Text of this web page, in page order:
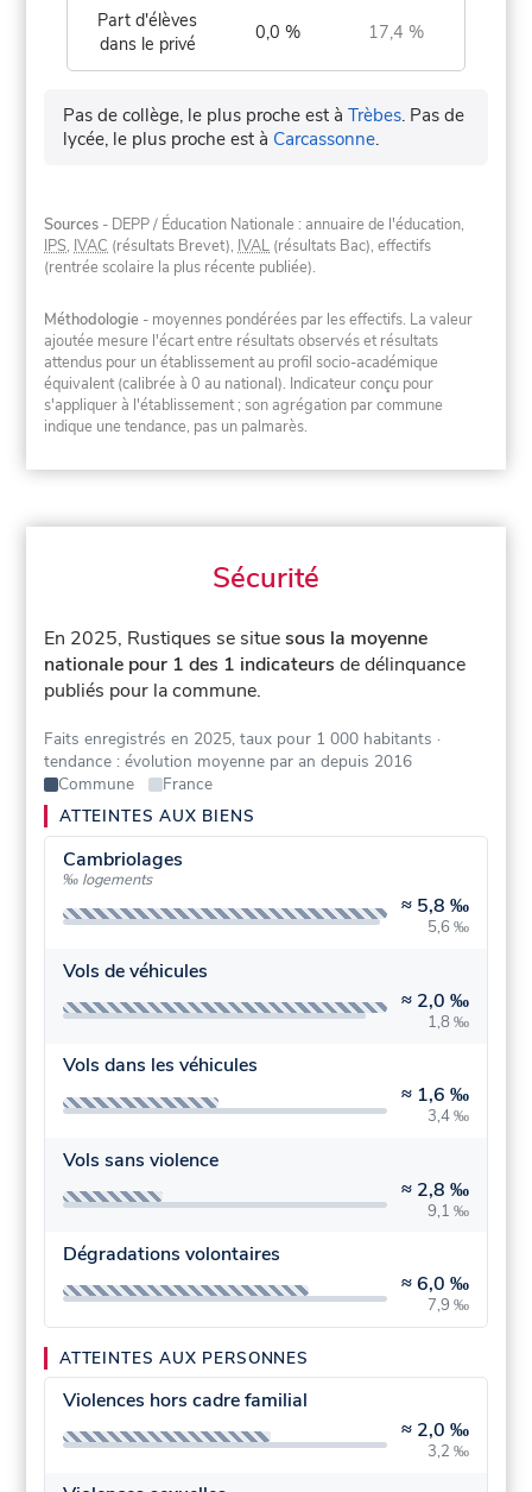
Part d'élèves
dans le privé
0,0 % 17,4 %
Pas de collège, le plus proche est àTrèbes. Pas de
lycée, le plus proche est à Carcassonne.
Sources - DEPP / Éducation Nationale : annuaire de l'éducation,
IPS, IVAC (résultats Brevet), IVAL (résultats Bac), effectifs
(rentrée scolaire la plus récente publiée).
Méthodologie - moyennes pondérées par les effectifs. La valeur
ajoutée mesure l'écart entre résultats observés et résultats
attendus pour un établissement au profil socio-académique
équivalent (calibrée à 0 au national). Indicateur conçu pour
s'appliquer à l'établissement ; son agrégation par commune
indique une tendance, pas un palmarès.
Sécurité
En 2025, Rustiques se situesous la moyenne
nationale pour 1 des 1 indicateurs de délinquance
publiés pour la commune.
Faits enregistrés en 2025, taux pour 1 000 habitants ·
tendance : évolution moyenne par an depuis 2016
Commune
France
ATTEINTES AUX BIENS
Cambriolages
‰ logements
≈ 5,8 ‰
5,6 ‰
Vols de véhicules
≈ 2,0 ‰
1,8 ‰
Vols dans les véhicules
≈ 1,6 ‰
3,4 ‰
Vols sans violence
≈ 2,8 ‰
9,1 ‰
Dégradations volontaires
≈6,0 ‰
7,9 ‰
ATTEINTES AUX PERSONNES
Violences hors cadre familial
≈ 2,0 ‰
3,2 ‰